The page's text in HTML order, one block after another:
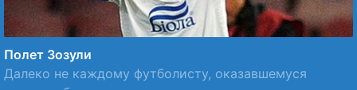
Полет Зозули
Далеко не каждому футболисту, оказавшемуся